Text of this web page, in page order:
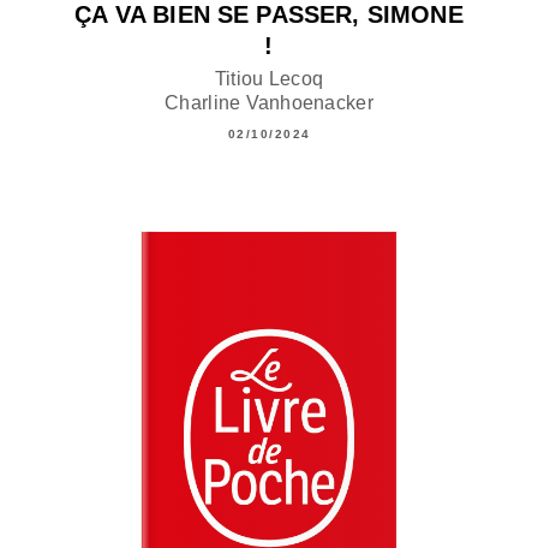
ÇA VA BIEN SE PASSER, SIMONE
!
Titiou Lecoq
Charline Vanhoenacker
02/10/2024